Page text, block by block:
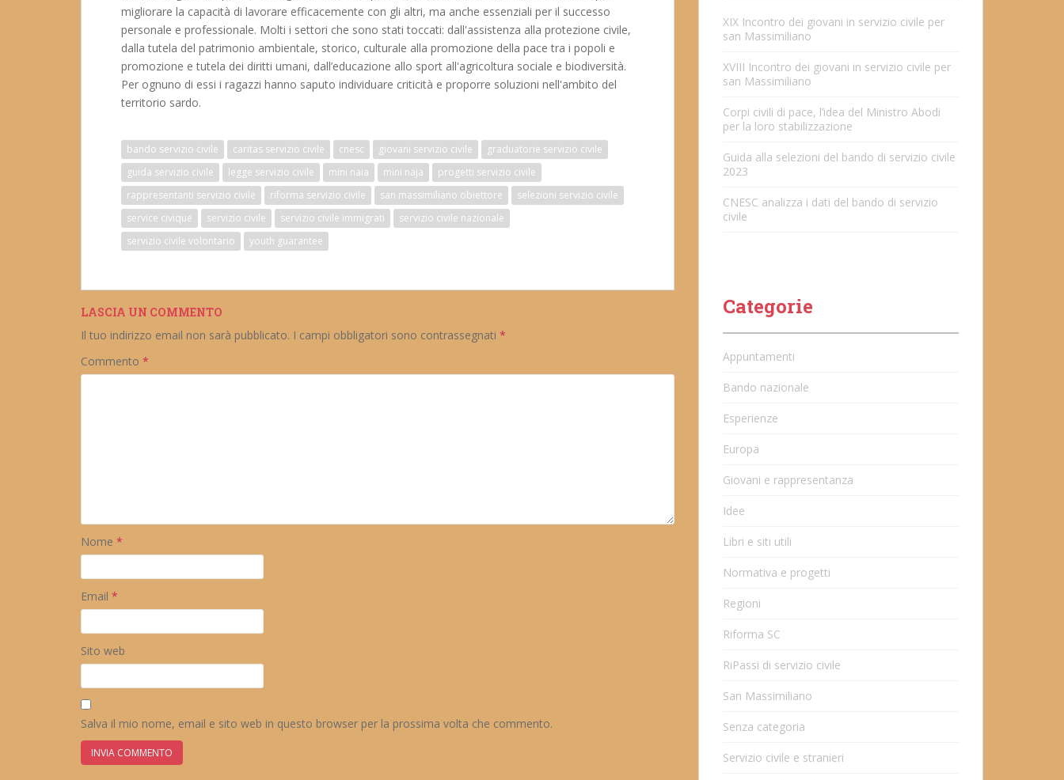
migliorare la capacità di lavorare efficacemente con gli altri, ma anche essenziali per il successo
personale e professionale. Molti i settori che sono stati toccati: dall'assistenza alla protezione civile,
dalla tutela del patrimonio ambientale, storico, culturale alla promozione della pace tra i popoli e
promozione e tutela dei diritti umani, dall’educazione allo sport all'agricoltura sociale e biodiversità.
Per ognuno di essi i ragazzi hanno saputo individuare criticità e proporre soluzioni nell'ambito del
territorio sardo.
bando servizio civile caritas servizio civile cnesc giovani servizio civile
graduatorie servizio civile
guida servizio civile
legge servizio civile mini naia mini naja
progetti servizio civile
rappresentanti servizio civile
riforma servizio civile san massimiliano obiettore
selezioni servizio civile
service civique
servizio civile servizio civile immigrati
servizio civile nazionale
servizio civile volontario
youth guarantee
LASCIA UN COMMENTO
Il tuo indirizzo email non sarà pubblicato. I campi obbligatori sono contrassegnati *
Commento *
Nome *
Email *
Sito web
Salva il mio nome, email e sito web in questo browser per la prossima volta che commento.
XIX Incontro dei giovani in servizio civile per
san Massimiliano
XVIII Incontro dei giovani in servizio civile per
san Massimiliano
Corpi civili di pace, l’idea del Ministro Abodi
per la loro stabilizzazione
Guida alla selezioni del bando di servizio civile
2023
CNESC analizza i dati del bando di servizio
civile
Categorie
Appuntamenti
Bando nazionale
Esperienze
Europa
Giovani e rappresentanza
Idee
Libri e siti utili
Normativa e progetti
Regioni
Riforma SC
RiPassi di servizio civile
San Massimiliano
Senza categoria
Servizio civile e stranieri